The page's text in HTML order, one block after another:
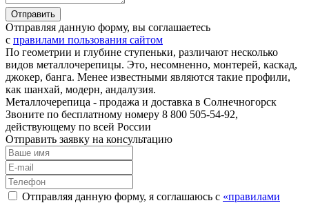
Отправляя данную форму, вы соглашаетесь
с правилами пользования сайтом
По геометрии и глубине ступеньки, различают несколько
видов металлочерепицы. Это, несомненно, монтерей, каскад,
джокер, банга. Менее известными являются такие профили,
как шанхай, модерн, андалузия.
Металлочерепица - продажа и доставка в Солнечногорск
Звоните по бесплатному номеру 8 800 505-54-92,
действующему по всей России
Отправить заявку на консультацию
Отправляя данную форму, я соглашаюсь с «правилами